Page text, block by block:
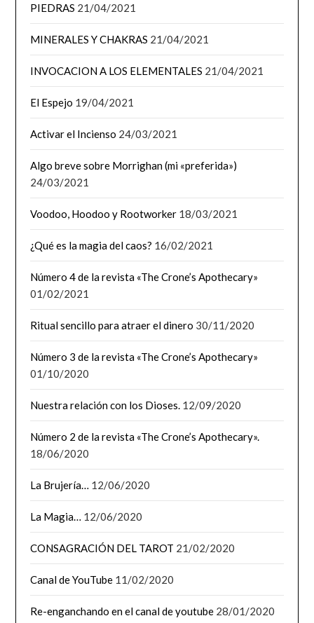
PIEDRAS 21/04/2021
MINERALES Y CHAKRAS 21/04/2021
INVOCACION A LOS ELEMENTALES 21/04/2021
El Espejo 19/04/2021
Activar el Incienso 24/03/2021
Algo breve sobre Morrighan (mi «preferida»)
24/03/2021
Voodoo, Hoodoo y Rootworker 18/03/2021
¿Qué es la magia del caos? 16/02/2021
Número 4 de la revista «The Crone’s Apothecary»
01/02/2021
Ritual sencillo para atraer el dinero 30/11/2020
Número 3 de la revista «The Crone’s Apothecary»
01/10/2020
Nuestra relación con los Dioses. 12/09/2020
Número 2 de la revista «The Crone’s Apothecary».
18/06/2020
La Brujería… 12/06/2020
La Magia… 12/06/2020
CONSAGRACIÓN DEL TAROT 21/02/2020
Canal de YouTube 11/02/2020
Re-enganchando en el canal de youtube 28/01/2020